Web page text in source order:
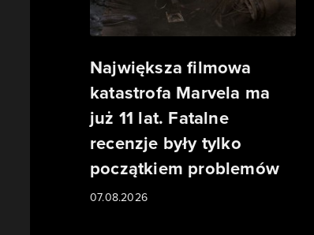
Największa filmowa
katastrofa Marvela ma
już 11 lat. Fatalne
recenzje były tylko
początkiem problemów
07.08.2026